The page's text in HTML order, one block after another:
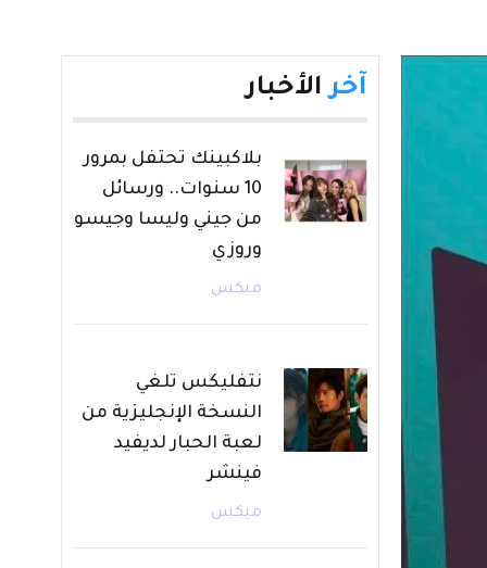
آخر الأخبار
بلاكبينك تحتفل بمرور
10 سنوات.. ورسائل
من جيني وليسا وجيسو
وروزي
ميكس
نتفليكس تلغي
النسخة الإنجليزية من
لعبة الحبار لديفيد
فينشر
ميكس